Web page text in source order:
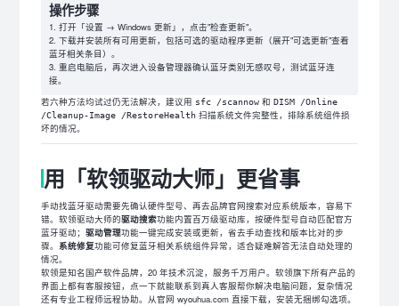
操作步骤
打开「设置 → Windows 更新」，点击"检查更新"。
下载并安装所有可用更新，包括可选的驱动程序更新（展开"可选更新"查看
蓝牙相关条目）。
重启电脑后，再次进入设备管理器确认蓝牙类别无感叹号，测试蓝牙连
接。
若六种方法均试过仍无法解决，建议用 sfc /scannow 和DISM /Online
/Cleanup-Image /RestoreHealth 扫描系统文件完整性，排除系统组件损
坏的情况。
用「软领驱动大师」更省事
手动找蓝牙驱动需要先确认硬件型号、再去品牌官网搜索对应系统版本，容易下
错。软领驱动大师的驱动搜索功能内置百万级驱动库，按硬件型号自动匹配官方
蓝牙驱动；驱动管理功能一键完成安装或更新，省去手动查找和版本比对的步
骤。系统修复功能可修复蓝牙相关系统组件异常，适合疑难解答无法自动处理的
情况。
软领是知名国产软件品牌，20 年技术沉淀，服务千万用户。软领旗下所有产品的
界面上都有客服按钮，点一下就能联系到真人客服帮你解决电脑问题，复杂情况
还有专业工程师远程协助。从官网 wyouhua.com 直接下载，安装无捆绑勾选项。